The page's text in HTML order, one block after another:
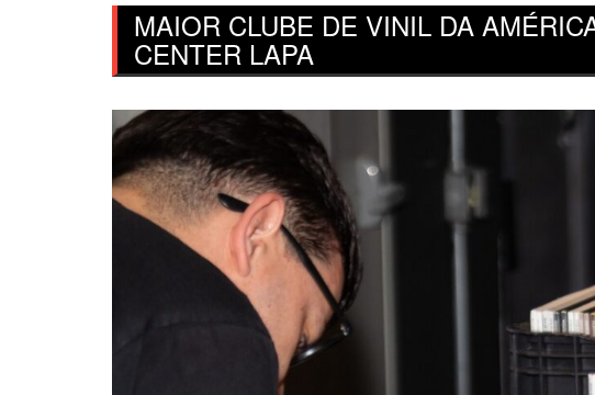
MAIOR CLUBE DE VINIL DA
CENTER LAPA